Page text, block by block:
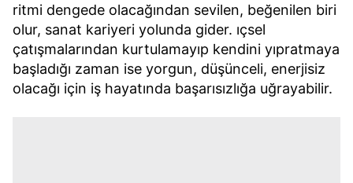
ritmi dengede olacağından sevilen, beğenilen biri
olur, sanat kariyeri yolunda gider. ıçsel
çatışmalarından kurtulamayıp kendini yıpratmaya
başladığı zaman ise yorgun, düşünceli, enerjisiz
olacağı için iş hayatında başarısızlığa uğrayabilir.